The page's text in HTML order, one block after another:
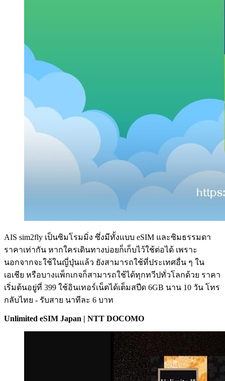
AIS sim2fly เป็นซิมโรมมิ่ง ซึ่งมีทั้งแบบ eSIM และซิมธรรมดา
ราคาเท่ากัน หากใครเดินทางบ่อยก็เก็บไว้ใช้ต่อได้ เพราะ
นอกจากจะใช้ในญี่ปุ่นแล้ว ยังสามารถใช้ที่ประเทศอื่น ๆ ใน
เอเชีย หรือบางแพ็กเกจก็สามารถใช้ได้ทุกทวีปทั่วโลกด้วย ราคา
เริ่มต้นอยู่ที่ 399 ใช้อินเทอร์เน็ตได้เต็มสปีด 6GB นาน 10 วัน โทร
กลับไทย - รับสาย นาทีละ 6 บาท
Unlimited eSIM Japan | NTT DOCOMO